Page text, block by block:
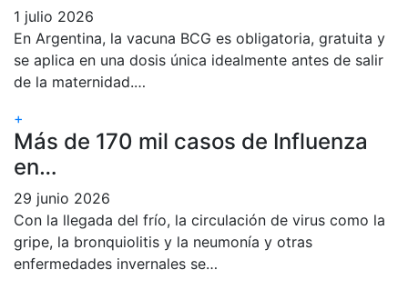
1 julio 2026
En Argentina, la vacuna BCG es obligatoria, gratuita y
se aplica en una dosis única idealmente antes de salir
de la maternidad.…
+
Más de 170 mil casos de Influenza
en…
29 junio 2026
Con la llegada del frío, la circulación de virus como la
gripe, la bronquiolitis y la neumonía y otras
enfermedades invernales se…